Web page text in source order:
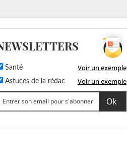
Santé Voir un exemple
Astuces de la rédac Voir un exemple